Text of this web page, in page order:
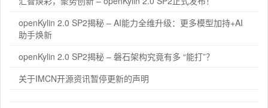
openKylin 2.0 SP2揭秘 – AI能力全维升级：更多模型加持+AI
助手焕新
openKylin 2.0 SP2揭秘 – 磐石架构究竟有多 “能打”？
关于IMCN开源资讯暂停更新的声明